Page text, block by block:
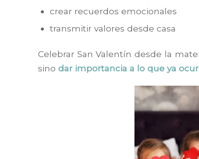
crear recuerdos emocionales
transmitir valores desde casa
Celebrar San Valentín desde la
sino dar importancia a lo que ya